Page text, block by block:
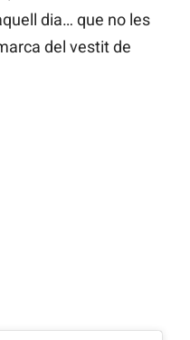
dia… que no les
del vestit de